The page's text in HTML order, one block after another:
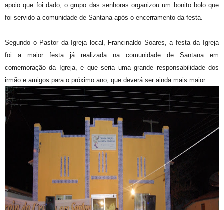
apoio que foi dado, o grupo das senhoras organizou um bonito bolo que
foi servido a comunidade de Santana após o encerramento da festa.
Segundo o Pastor da Igreja local, Francinaldo Soares, a festa da Igreja
foi a maior festa já realizada na comunidade de Santana em
comemoração da Igreja, e que seria uma grande responsabilidade dos
irmão e amigos para o próximo ano, que deverá ser ainda mais maior.